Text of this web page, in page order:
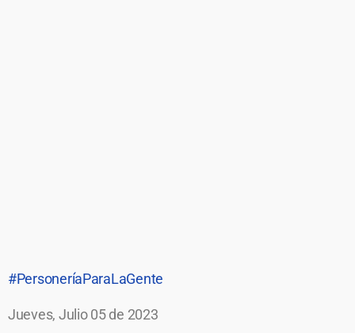
#PersoneríaParaLaGente
Jueves, Julio 05 de 2023